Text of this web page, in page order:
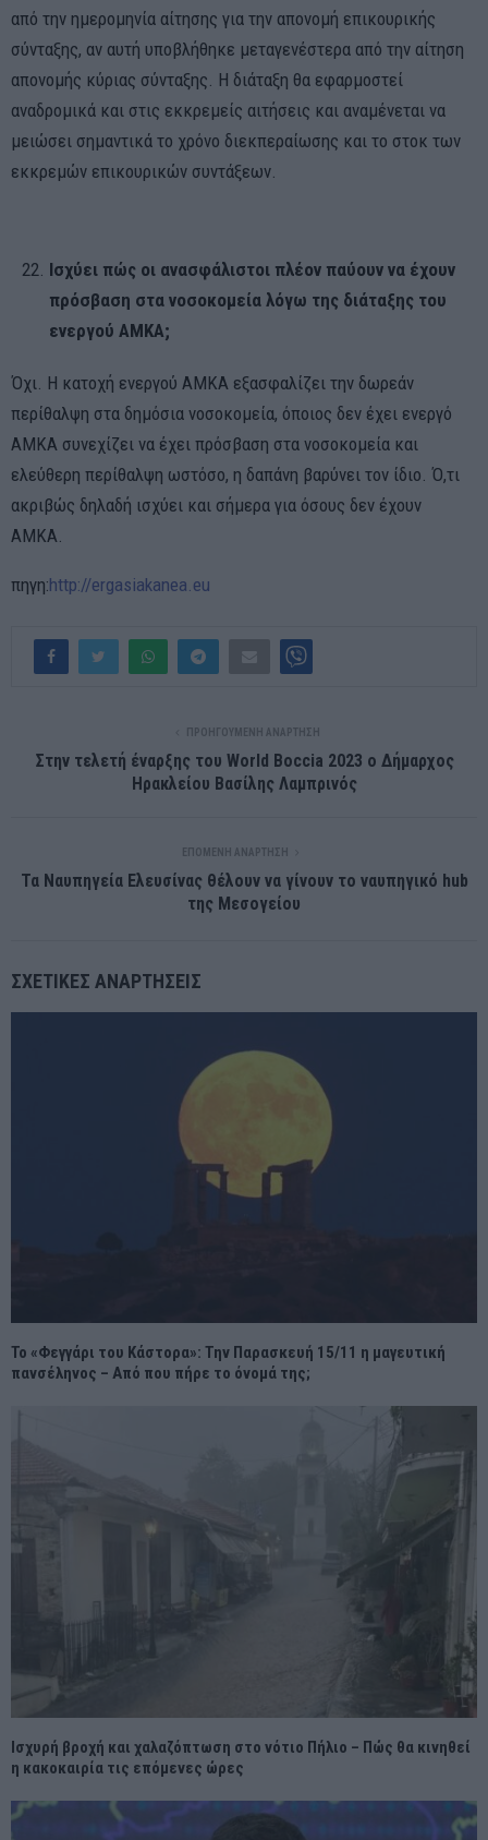
από την ημερομηνία αίτησης για την απονομή επικουρικής
σύνταξης, αν αυτή υποβλήθηκε μεταγενέστερα από την αίτηση
απονομής κύριας σύνταξης. Η διάταξη θα εφαρμοστεί
αναδρομικά και στις εκκρεμείς αιτήσεις και αναμένεται να
μειώσει σημαντικά το χρόνο διεκπεραίωσης και το στοκ των
εκκρεμών επικουρικών συντάξεων.
Ισχύει πώς οι ανασφάλιστοι πλέον παύουν να έχουν
πρόσβαση στα νοσοκομεία λόγω της διάταξης του
ενεργού ΑΜΚΑ;
Όχι. Η κατοχή ενεργού ΑΜΚΑ εξασφαλίζει την δωρεάν
περίθαλψη στα δημόσια νοσοκομεία, όποιος δεν έχει ενεργό
ΑΜΚΑ συνεχίζει να έχει πρόσβαση στα νοσοκομεία και
ελεύθερη περίθαλψη ωστόσο, η δαπάνη βαρύνει τον ίδιο. Ό,τι
ακριβώς δηλαδή ισχύει και σήμερα για όσους δεν έχουν
ΑΜΚΑ.
πηγη:http://ergasiakanea.eu
ΠΡΟΗΓΟΎΜΕΝΗ ΑΝΆΡΤΗΣΗ
Στην τελετή έναρξης του World Boccia 2023 ο Δήμαρχος
Ηρακλείου Βασίλης Λαμπρινός
ΕΠΌΜΕΝΗ ΑΝΆΡΤΗΣΗ
Τα Ναυπηγεία Ελευσίνας θέλουν να γίνουν το ναυπηγικό hub
της Μεσογείου
ΣΧΕΤΙΚΈΣ ΑΝΑΡΤΉΣΕΙΣ
Το «Φεγγάρι του Κάστορα»: Την Παρασκευή 15/11 η μαγευτική
πανσέληνος – Από που πήρε το όνομά της;
Ισχυρή βροχή και χαλαζόπτωση στο νότιο Πήλιο – Πώς θα κινηθεί
η κακοκαιρία τις επόμενες ώρες